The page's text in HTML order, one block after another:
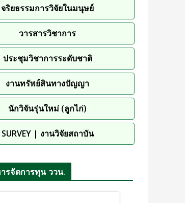
จริยธรรมการวิจัยในมนุษย์
วารสารวิชาการ
ประชุมวิชาการระดับชาติ
งานทรัพย์สินทางปัญญา
นักวิจันรุ่นใหม่ (ลูกไก่)
SURVEY | งานวิจัยสถาบัน
รจัดการทุน ววน.